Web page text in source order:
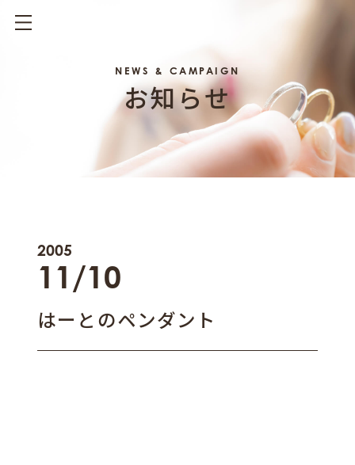
NEWS & CAMPAIGN
お知らせ
はーとのペンダント
2005
11/10